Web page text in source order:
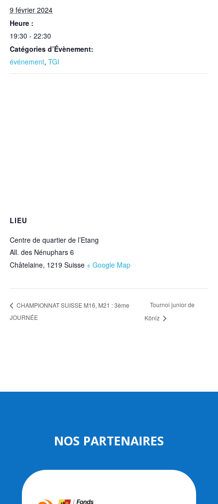
9 février 2024
Heure :
19:30 - 22:30
Catégories d’Évènement:
événement, TGI
LIEU
Centre de quartier de l’Etang
All. des Nénuphars 6
Châtelaine, 1219 Suisse + Google Map
CHAMPIONNAT SUISSE M16, M21 : 3ème
JOURNÉE
Tournoi junior de
Köniz
NOS PARTENAIRES